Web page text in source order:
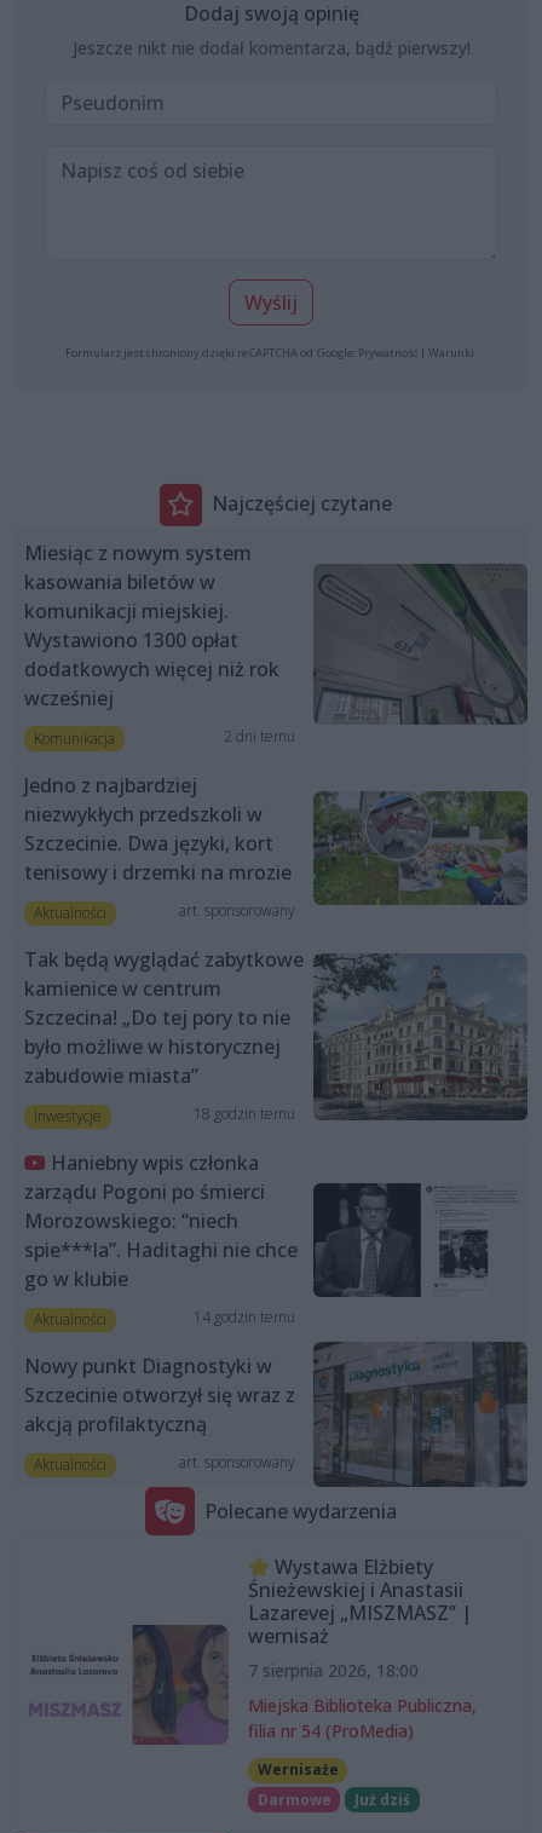
Dodaj swoją opinię
Jeszcze nikt nie dodał komentarza, bądź pierwszy!
Wyślij
Formularz jest chroniony dzięki reCAPTCHA od Google: Prywatność | Warunki
Najczęściej czytane
Miesiąc z nowym system
kasowania biletów w
komunikacji miejskiej.
Wystawiono 1300 opłat
dodatkowych więcej niż rok
wcześniej
Komunikacja 2 dni temu
Jedno z najbardziej
niezwykłych przedszkoli w
Szczecinie. Dwa języki, kort
tenisowy i drzemki na mrozie
Aktualności art. sponsorowany
Tak będą wyglądać zabytkowe
kamienice w centrum
Szczecina! „Do tej pory to nie
było możliwe w historycznej
zabudowie miasta”
Inwestycje 18 godzin temu
Haniebny wpis członka
zarządu Pogoni po śmierci
Morozowskiego: “niech
spie***la”. Haditaghi nie chce
go w klubie
Aktualności 14 godzin temu
Nowy punkt Diagnostyki w
Szczecinie otworzył się wraz z
akcją profilaktyczną
Aktualności art. sponsorowany
Polecane wydarzenia
Wystawa Elżbiety
Śnieżewskiej i Anastasii
Lazarevej „MISZMASZ” |
wernisaż
7 sierpnia 2026, 18:00
Miejska Biblioteka Publiczna,
filia nr 54 (ProMedia)
Wernisaże
Darmowe
Już dziś